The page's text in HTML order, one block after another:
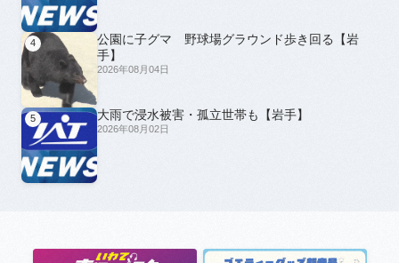
4
公園に子グマ 野球場グラウンド歩き回る【岩
手】
2026年08月04日
5 大雨で浸水被害・孤立世帯も【岩手】
2026年08月02日